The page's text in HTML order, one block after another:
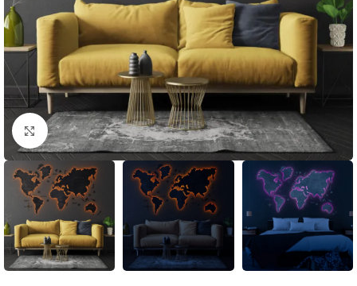
Klikkaa suurentaaksesi